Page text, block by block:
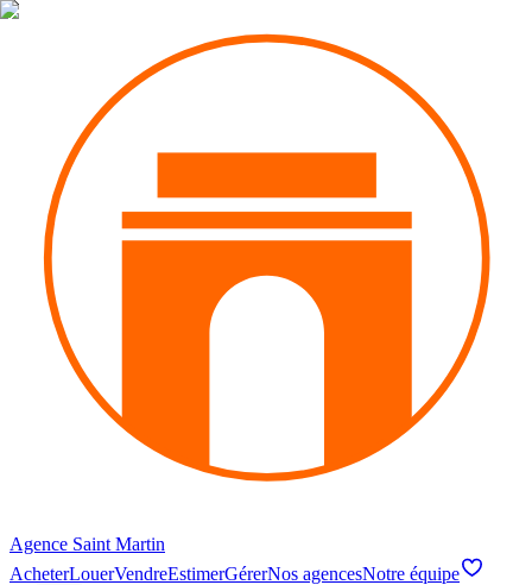
Agence Saint Martin
AcheterLouerVendreEstimerGérerNos agencesNotre équipe